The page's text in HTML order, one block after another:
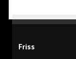
Friss